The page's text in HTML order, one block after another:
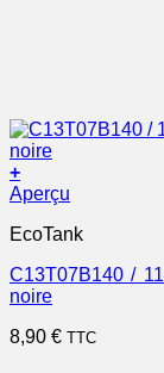
+
Aperçu
EcoTank
C13T07B140 /
noire
8,90 € TTC